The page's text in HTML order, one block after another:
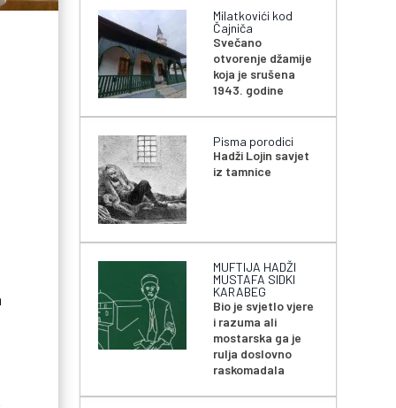
Milatkovići kod
Čajniča
Svečano
otvorenje džamije
koja je srušena
1943. godine
Pisma porodici
Hadži Lojin savjet
iz tamnice
MUFTIJA HADŽI
MUSTAFA SIDKI
KARABEG
Bio je svjetlo vjere
i razuma ali
mostarska ga je
rulja doslovno
raskomadala